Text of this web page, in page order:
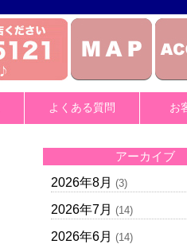
よくある質問 お
アーカイブ
2026年8月 (3)
2026年7月 (14)
2026年6月 (14)